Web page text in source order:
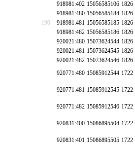
918981:402 15056585106 1826
918981:480 15056585184 1826
190
918981:481 15056585185 1826
918981:482 15056585186 1826
920021:480 15073624544 1826
920021:481 15073624545 1826
920021:482 15073624546 1826
920771:480 15085912544 1722
920771:481 15085912545 1722
920771:482 15085912546 1722
920831:400 15086895504 1722
920831:401 15086895505 1722